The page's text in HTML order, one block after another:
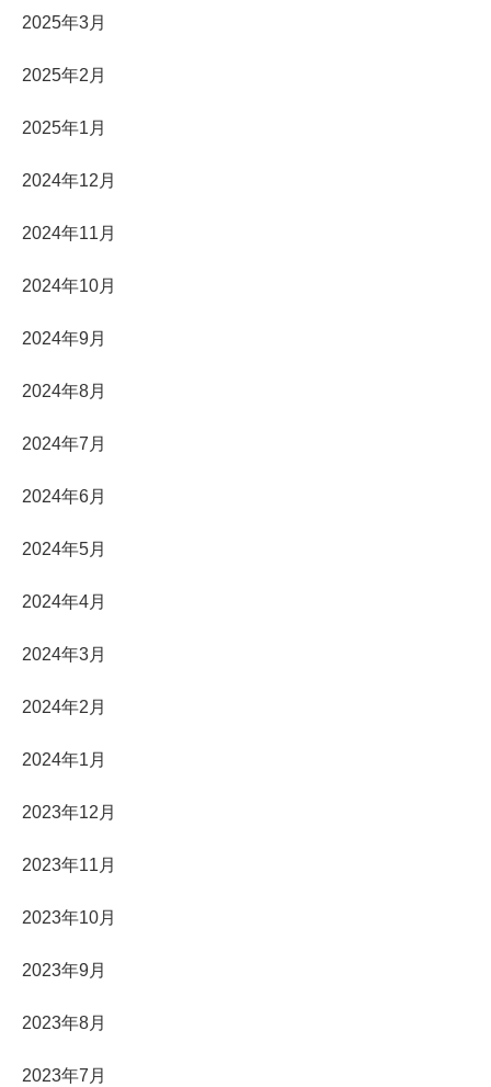
2025年3月
2025年2月
2025年1月
2024年12月
2024年11月
2024年10月
2024年9月
2024年8月
2024年7月
2024年6月
2024年5月
2024年4月
2024年3月
2024年2月
2024年1月
2023年12月
2023年11月
2023年10月
2023年9月
2023年8月
2023年7月